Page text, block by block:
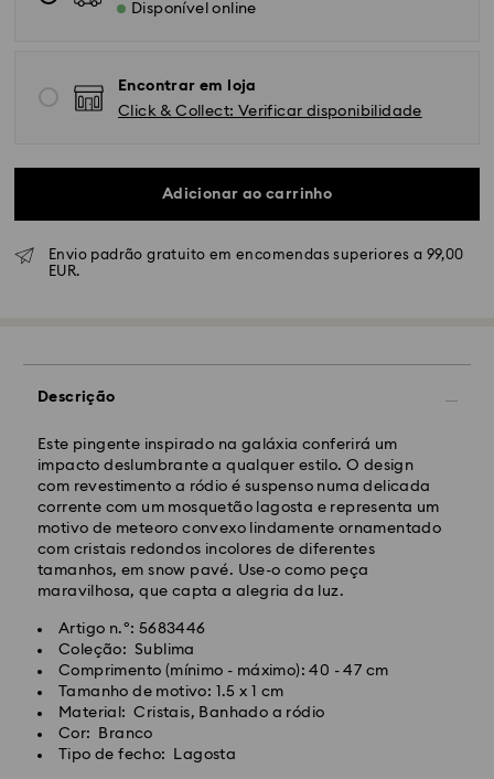
Disponível online
Encontrar em loja
Click & Collect: Verificar disponibilidade
Adicionar ao carrinho
Envio padrão gratuito em encomendas superiores a 99,00
EUR.
Descrição
Este pingente inspirado na galáxia conferirá um
impacto deslumbrante a qualquer estilo. O design
com revestimento a ródio é suspenso numa delicada
corrente com um mosquetão lagosta e representa um
motivo de meteoro convexo lindamente ornamentado
com cristais redondos incolores de diferentes
tamanhos, em snow pavé. Use-o como peça
maravilhosa, que capta a alegria da luz.
Artigo n.º: 5683446
Coleção: Sublima
Comprimento (mínimo - máximo): 40 - 47 cm
Tamanho de motivo: 1.5 x 1 cm
Material: Cristais, Banhado a ródio
Cor: Branco
Tipo de fecho: Lagosta
Envio Normal - GLS ou FedEx
processamento e envio. (7-10 dias para Madeira e
Custo de envio normal: EUR 6,50
Envio normal gratuito para encomendas superiores a:
EUR 99
Envio Expresso - FedEx
As encomendas realizadas de segunda a sexta-feira
até às 14:30 CET serão processadas e enviadas no
dia útil seguinte.
Prazo de envio expresso: 1 a 2 dias úteis após
processamento e envio.
Custo de envio expresso: EUR 19
Infelizmente, a Swarovski não pode efetuar entregas